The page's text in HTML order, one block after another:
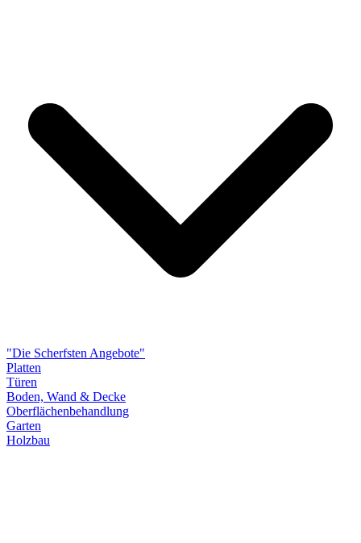
"Die Scherfsten Angebote"
Platten
Türen
Boden, Wand & Decke
Oberflächenbehandlung
Garten
Holzbau